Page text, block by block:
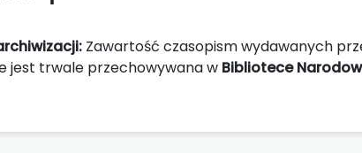
Zawartość czasopism wydawanych
jest trwale przechowywana w Bibliotece